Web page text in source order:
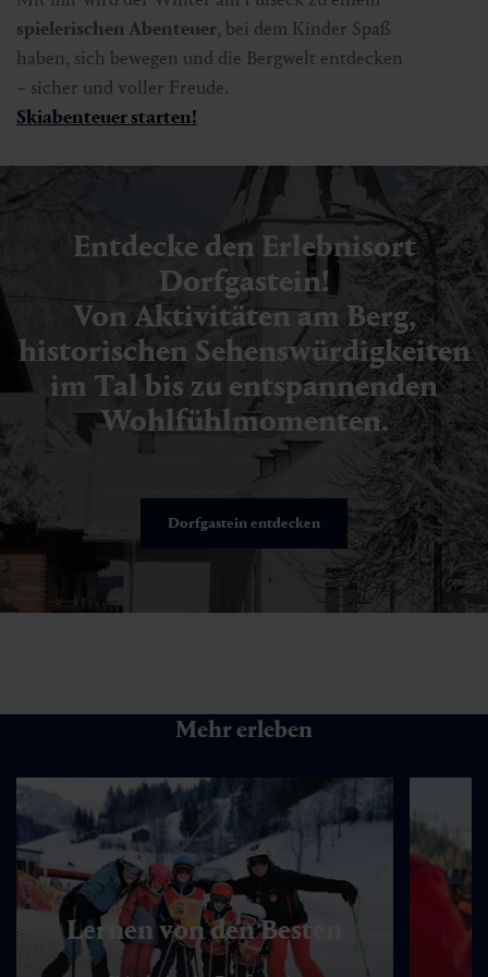
spielerischen Abenteuer, bei dem Kinder Spaß
haben, sich bewegen und die Bergwelt entdecken
– sicher und voller Freude.
Skiabenteuer starten!
Entdecke den Erlebnisort
Dorfgastein!
Von Aktivitäten am Berg,
historischen Sehenswürdigkeiten
im Tal bis zu entspannenden
Wohlfühlmomenten.
Dorfgastein entdecken
Mehr erleben
Lernen von den Besten